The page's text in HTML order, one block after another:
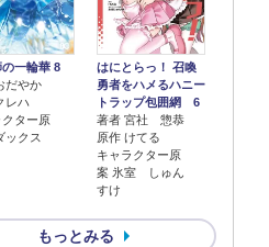
一輪華 8
だやか
レハ
ター原
ックス
はにとらっ！ 召喚
勇者をハメるハニー
トラップ包囲網 6
著者 宮社 惣恭
原作 けてる
キャラクター原
案 氷室 しゅん
すけ
もっとみる